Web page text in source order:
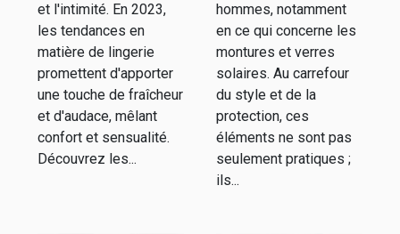
et l'intimité. En 2023,
les tendances en
matière de lingerie
promettent d'apporter
une touche de fraîcheur
et d'audace, mêlant
confort et sensualité.
Découvrez les...
hommes, notamment
en ce qui concerne les
montures et verres
solaires. Au carrefour
du style et de la
protection, ces
éléments ne sont pas
seulement pratiques ;
ils...